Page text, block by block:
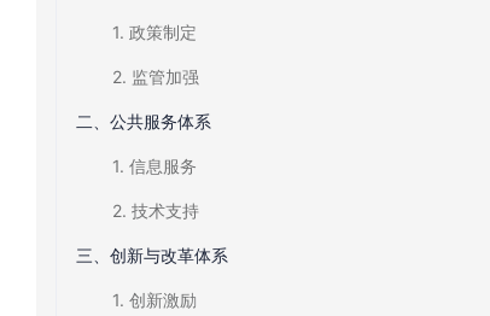
1. 政策制定
2. 监管加强
二、公共服务体系
1. 信息服务
2. 技术支持
三、创新与改革体系
1. 创新激励